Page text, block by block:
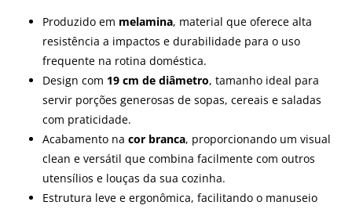
Produzido em melamina, material que oferece alta
resistência a impactos e durabilidade para o uso
frequente na rotina doméstica.
Design com 19 cm de diâmetro, tamanho ideal para
servir porções generosas de sopas, cereais e saladas
com praticidade.
Acabamento na cor branca, proporcionando um visual
clean e versátil que combina facilmente com outros
utensílios e louças da sua cozinha.
Estrutura leve e ergonômica, facilitando o manuseio